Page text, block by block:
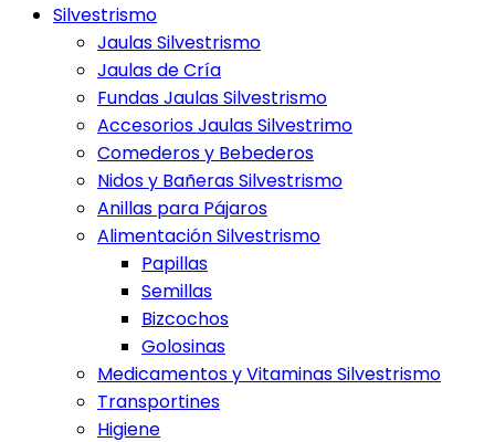
Silvestrismo
Jaulas Silvestrismo
Jaulas de Cría
Fundas Jaulas Silvestrismo
Accesorios Jaulas Silvestrimo
Comederos y Bebederos
Nidos y Bañeras Silvestrismo
Anillas para Pájaros
Alimentación Silvestrismo
Papillas
Semillas
Bizcochos
Golosinas
Medicamentos y Vitaminas Silvestrismo
Transportines
Higiene